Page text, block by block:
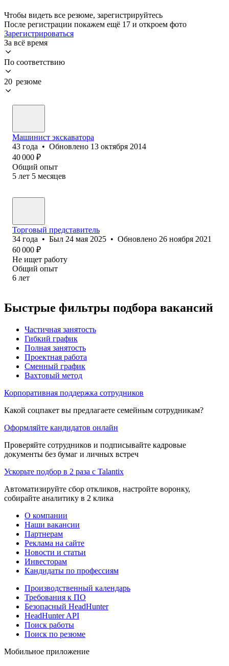
Чтобы видеть все резюме, зарегистрируйтесь
После регистрации покажем ещё 17 и откроем фото
Зарегистрироваться
За всё время
По соответствию
20 резюме
Машинист экскаватора
43 года • Обновлено 13 октября 2014
40 000 ₽
Общий опыт
5 лет 5 месяцев
Торговый представитель
34 года • Был 24 мая 2025 • Обновлено 26 ноября 2021
60 000 ₽
Не ищет работу
Общий опыт
6 лет
Быстрые фильтры подбора вакансий
Частичная занятость
Гибкий график
Полная занятость
Проектная работа
Сменный график
Вахтовый метод
Корпоративная поддержка сотрудников
Какой соцпакет вы предлагаете семейным сотрудникам?
Оформляйте кандидатов онлайн
Проверяйте сотрудников и подписывайте кадровые
документы без бумаг и личных встреч
Ускорьте подбор в 2 раза с Talantix
Автоматизируйте сбор откликов, настройте воронку,
собирайте аналитику в 2 клика
О компании
Наши вакансии
Партнерам
Реклама на сайте
Новости и статьи
Инвесторам
Кандидаты по профессиям
Производственный календарь
Требования к ПО
Безопасный HeadHunter
HeadHunter API
Поиск работы
Поиск по резюме
Мобильное приложение